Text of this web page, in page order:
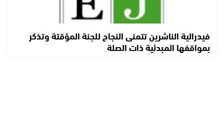
فيدرالية الناشرين تتمنى النجاح للجنة المؤقتة وتذكر
بمواقفها المبدئية ذات الصلة